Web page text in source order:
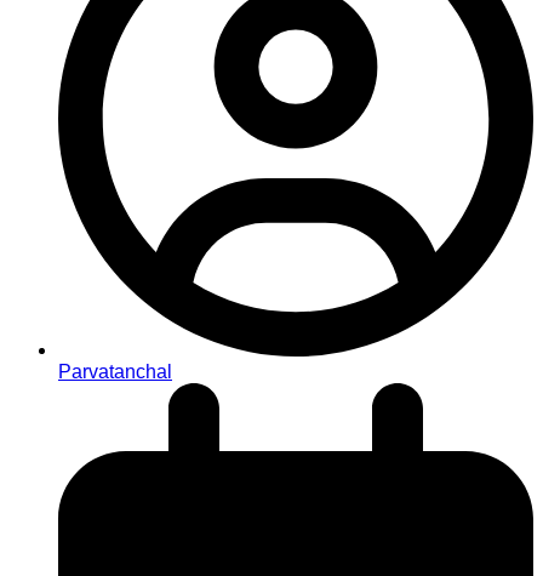
Parvatanchal